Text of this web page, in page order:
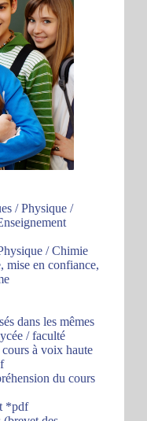
/ Physique /
/ Chimie
mise en confiance,
dans les mêmes
/ faculté
à voix haute
du cours
*pdf